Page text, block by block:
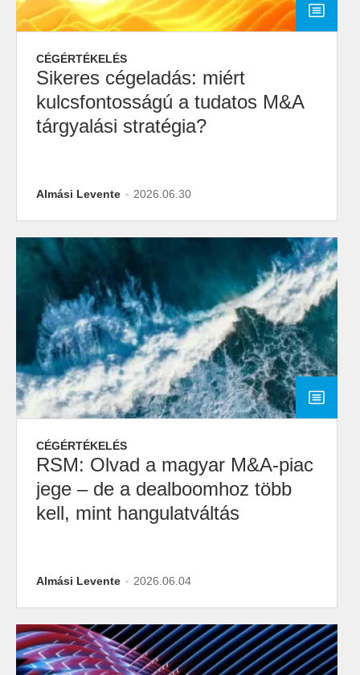
CÉGÉRTÉKELÉS
Sikeres cégeladás: miért
kulcsfontosságú a tudatos M&A
tárgyalási stratégia?
Almási Levente 2026.06.30
CÉGÉRTÉKELÉS
RSM: Olvad a magyar M&A-piac
jege – de a dealboomhoz több
kell, mint hangulatváltás
Almási Levente 2026.06.04